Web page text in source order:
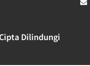
Dilindungi